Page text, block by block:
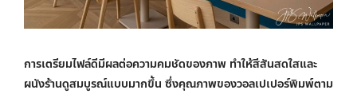
การเตรียมไฟล์ดีมีผลต่อความคมชัดของภาพ ทำให้สีสันสดใสและ
ผนังร้านดูสมบูรณ์แบบมากขึ้น ซึ่งคุณภาพของวอลเปเปอร์พิมพ์ตาม